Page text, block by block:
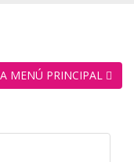
FERRETERÍA CONRADA MENÚ PRINCIPAL